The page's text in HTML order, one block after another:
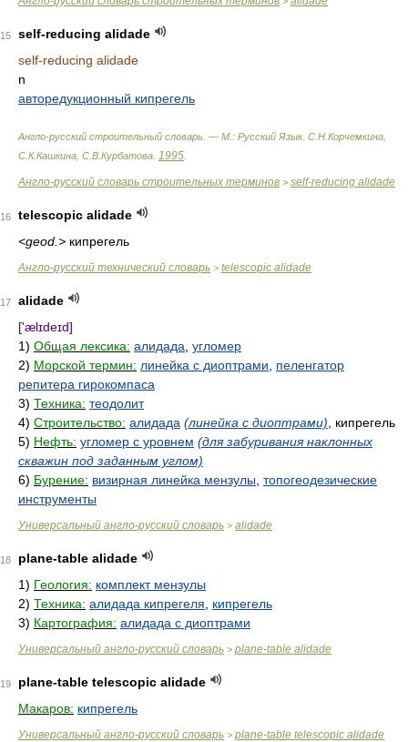
15
self-reducing alidade
self-reducing alidade
n
авторедукционный кипрегель
Англо-русский строительный словарь. — М.: Русский Язык. С.Н.Корчемкина,
С.К.Кашкина, С.В.Курбатова 1995
Англо-русский словарь строительных терминов > self-reducing alidade
16
telescopic alidade
<geod.> кипрегель
Англо-русский технический словарь > telescopic alidade
17
alidade
['ælɪdeɪd]
1) Общая лексика: алидада угломер
2) Морской термин: линейка с диоптрами
пеленгатор
репитера гирокомпаса
3) Техника: теодолит
4) Строительство: алидада (линейка с диоптрами) , кипрегель
5) Нефть: угломер с уровнем (для забуривания наклонных
скважин под заданным углом)
6) Бурение: визирная линейка мензулы топогеодезические
инструменты
Универсальный англо-русский словарь > alidade
18
plane-table alidade
1) Геология: комплект мензулы
2) Техника: алидада кипрегеля
кипрегель
3) Картография: алидада с диоптрами
Универсальный англо-русский словарь > plane-table alidade
19
plane-table telescopic alidade
Макаров: кипрегель
Универсальный англо-русский словарь > plane-table telescopic alidade